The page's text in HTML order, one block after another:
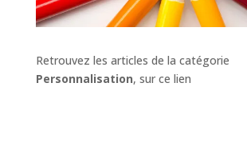
Retrouvez les articles de la catégorie
Personnalisation, sur ce lien